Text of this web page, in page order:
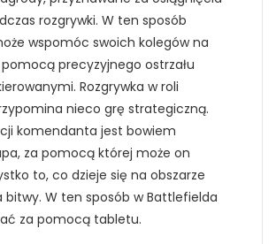
rozgrywki. W ten sposób
wspomóc swoich kolegów na
pomocą precyzyjnego ostrzału
Rozgrywka w roli
nieco grę strategiczną.
komendanta jest bowiem
za pomocą której może on
to, co dzieje się na obszarze
bitwy. W ten sposób w Battlefielda
za pomocą tabletu.